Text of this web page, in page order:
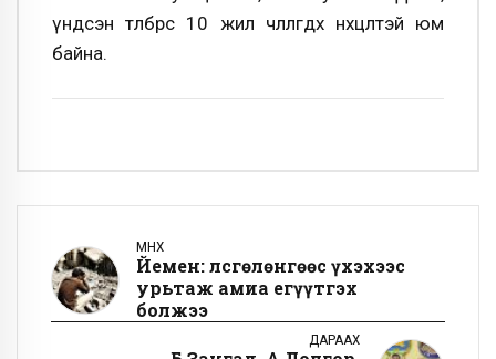
үндсэн төлбөрөөс 10 жил чөлөөлөгдөх нөхцөлтэй юм
байна.
ӨМНӨХ
Йемен: Өлсгөлөнгөөс үхэхээс
урьтаж амиа егүүтгэх
болжээ
ДАРААХ